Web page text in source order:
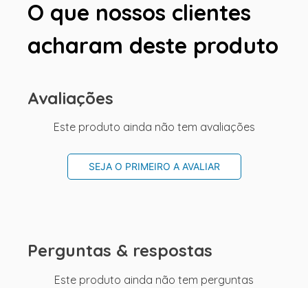
O que nossos clientes
acharam deste produto
Avaliações
Este produto ainda não tem avaliações
SEJA O PRIMEIRO A AVALIAR
Perguntas & respostas
Este produto ainda não tem perguntas